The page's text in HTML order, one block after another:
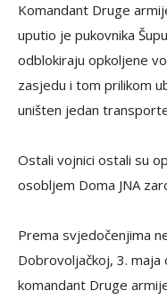
Komandant Druge
uputio je pukovnika
odblokiraju opkoljene
zasjedu i tom prilikom
uništen jedan
Ostali vojnici ostali su
osobljem Doma JNA
Prema svjedočenjima
Dobrovoljačkoj, 3. maja
komandant Druge